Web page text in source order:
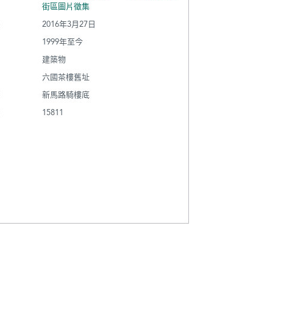
街區圖片徵集
2016年3月27日
1999年至今
建築物
六國茶樓舊址
新馬路騎樓底
15811